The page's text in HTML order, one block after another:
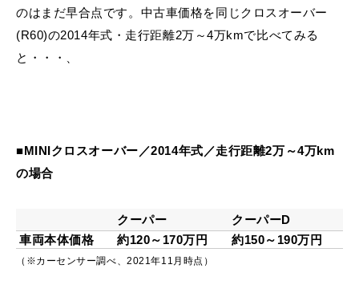
のはまだ早合点です。中古車価格を同じクロスオーバー
(R60)の2014年式・走行距離2万～4万kmで比べてみる
と・・・、
■MINIクロスオーバー／2014年式／走行距離2万～4万km
の場合
クーパー
クーパーD
車両本体価格
約120～170万円 約150～190万円
（※カーセンサー調べ、2021年11月時点）